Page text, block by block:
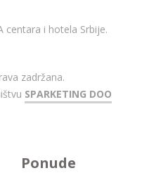
centara i hotela Srbije.
zadržana.
SPARKETING DOO
Ponude